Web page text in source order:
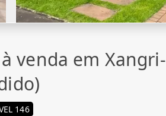
venda em Xangri-
146